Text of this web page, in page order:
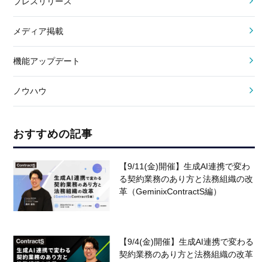
メディア掲載
機能アップデート
ノウハウ
おすすめの記事
【9/11(金)開催】生成AI連携で変わ
る契約業務のあり方と法務組織の改
革（GeminixContractS編）
【9/4(金)開催】生成AI連携で変わる
契約業務のあり方と法務組織の改革